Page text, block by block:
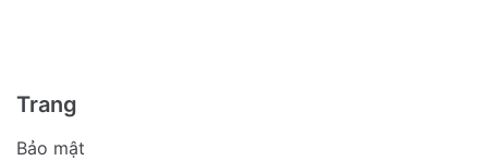
Trang
Bảo mật